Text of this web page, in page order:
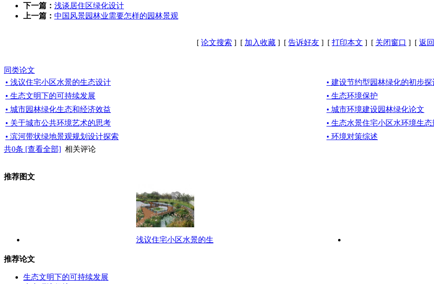
下一篇： 浅谈居住区绿化设计
上一篇： 中国风景园林业需要怎样的园林景观
[ 论文搜索 ] [ 加入收藏 ] [ 告诉好友 ] [ 打印本文 ] [ 关闭窗口 ] [ 返
同类论文
• 浅议住宅小区水景的生态设计
• 建设节约型园林绿化的初步
• 生态文明下的可持续发展
• 生态环境保护
• 城市园林绿化生态和经济效益
• 城市环境建设园林绿化论文
• 关于城市公共环境艺术的思考
• 生态水景住宅小区水环境生
• 滨河带状绿地景观规划设计探索
• 环境对策综述
共0条 [查看全部] 相关评论
推荐图文
浅议住宅小区水景的生
推荐论文
生态文明下的可持续发展